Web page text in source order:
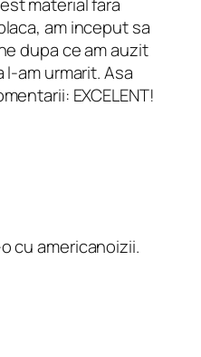
am inceput sa
dupa ce am auzit
l-am urmarit. Asa
EXCELENT!
cu americanoizii.